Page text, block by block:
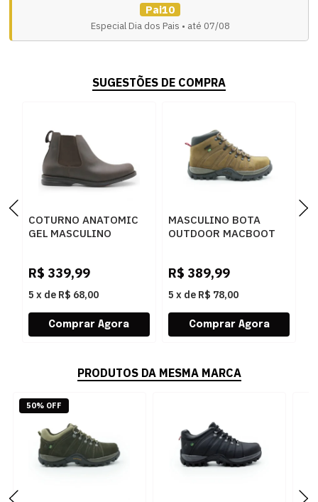
Pai10
Especial Dia dos Pais • até 07/08
SUGESTÕES DE COMPRA
COTURNO ANATOMIC
GEL MASCULINO
R$ 339,99
5 x de R$ 68,00
MASCULINO BOTA
OUTDOOR MACBOOT
R$ 389,99
5 x de R$ 78,00
PRODUTOS DA MESMA MARCA
50% OFF